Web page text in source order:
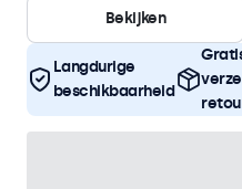
Bekijken
Langdurige
beschikbaarheid